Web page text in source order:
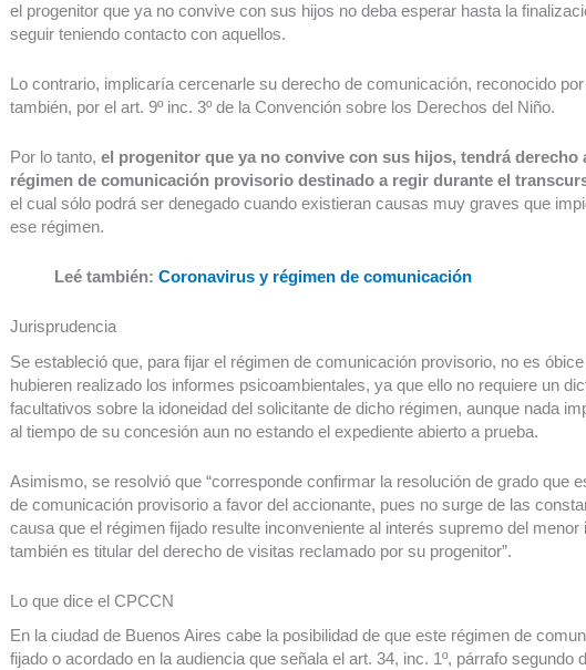
el progenitor que ya no convive con sus hijos no deba esperar hasta la
seguir teniendo contacto con aquellos.
Lo contrario, implicaría cercenarle su derecho de comunicación, reconocido por
también, por el art. 9º inc. 3º de la Convención sobre los Derechos del Niño.
Por lo tanto, el progenitor que ya no convive con sus hijos, tendrá derecho
régimen de comunicación provisorio destinado a regir durante el
el cual sólo podrá ser denegado cuando existieran causas muy graves que
ese régimen.
Leé también: Coronavirus y régimen de comunicación
Jurisprudencia
Se estableció que, para fijar el régimen de comunicación provisorio, no es
hubieren realizado los informes psicoambientales, ya que ello no requiere un
facultativos sobre la idoneidad del solicitante de dicho régimen, aunque nada
al tiempo de su concesión aun no estando el expediente abierto a prueba.
Asimismo, se resolvió que “corresponde confirmar la resolución de grado que
de comunicación provisorio a favor del accionante, pues no surge de las
causa que el régimen fijado resulte inconveniente al interés supremo del menor
también es titular del derecho de visitas reclamado por su progenitor”.
Lo que dice el CPCCN
En la ciudad de Buenos Aires cabe la posibilidad de que este régimen de
fijado o acordado en la audiencia que señala el art. 34, inc. 1º, párrafo segundo